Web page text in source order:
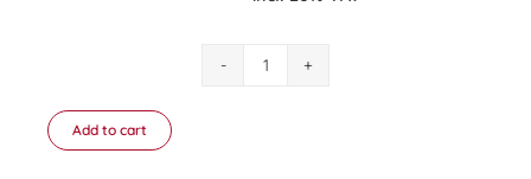
Package
Add to cart